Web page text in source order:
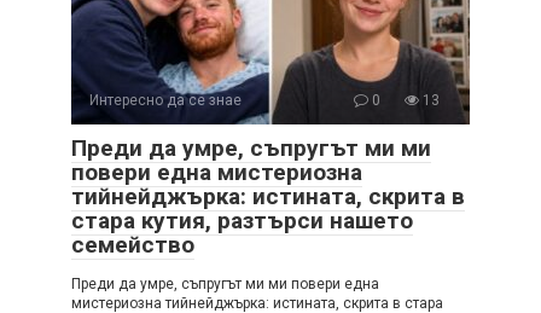
Интересно да се знае 0 13
Преди да умре, съпругът ми ми
повери една мистериозна
тийнейджърка: истината, скрита в
стара кутия, разтърси нашето
семейство
Преди да умре, съпругът ми ми повери една
мистериозна тийнейджърка: истината, скрита в стара